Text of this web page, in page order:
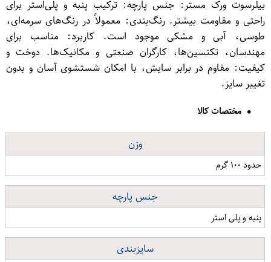
بیلرسوت ورک مستر: جنس پارچه: ترکیب پنبه و پلی‌استر برای
راحتی و مقاومت بیشتر. رنگ‌بندی: معمولاً در رنگ‌های سرمه‌ای،
طوسی، آبی و مشکی موجود است. کاربرد: مناسب برای
مهندسان، تکنسین‌ها، کارگران صنعتی و مکانیک‌ها. دوخت و
کیفیت: مقاوم در برابر سایش، با امکان شستشوی آسان و بدون
تغییر سایز.
مختصات کالا
وزن
حدود ۱۰۰ گرم
جنس پارچه
پنبه و پلی استر
سایزبندی